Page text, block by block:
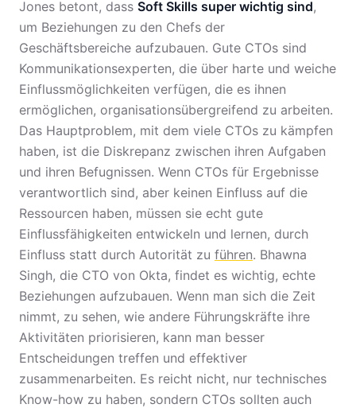
Jones betont, dass Soft Skills super wichtig sind,
um Beziehungen zu den Chefs der
Geschäftsbereiche aufzubauen. Gute CTOs sind
Kommunikationsexperten, die über harte und weiche
Einflussmöglichkeiten verfügen, die es ihnen
ermöglichen, organisationsübergreifend zu arbeiten.
Das Hauptproblem, mit dem viele CTOs zu kämpfen
haben, ist die Diskrepanz zwischen ihren Aufgaben
und ihren Befugnissen. Wenn CTOs für Ergebnisse
verantwortlich sind, aber keinen Einfluss auf die
Ressourcen haben, müssen sie echt gute
Einflussfähigkeiten entwickeln und lernen, durch
Einfluss statt durch Autorität zu führen. Bhawna
Singh, die CTO von Okta, findet es wichtig, echte
Beziehungen aufzubauen. Wenn man sich die Zeit
nimmt, zu sehen, wie andere Führungskräfte ihre
Aktivitäten priorisieren, kann man besser
Entscheidungen treffen und effektiver
zusammenarbeiten. Es reicht nicht, nur technisches
Know-how zu haben, sondern CTOs sollten auch